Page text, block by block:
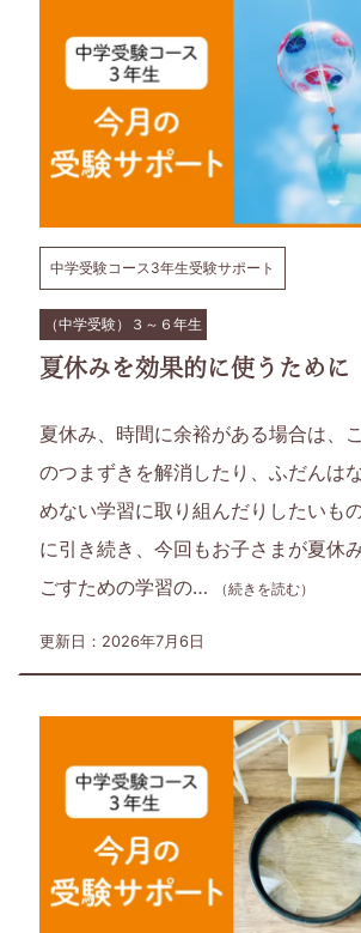
サ
す。
中学受験コース3年生受験サポート
（中学受験）３～６年生
夏休みを効果的に使うために
夏休み、時間に余裕がある場合は、
のつまずきを解消したり、ふだんは
めない学習に取り組んだりしたいも
に引き続き、今回もお子さまが夏休
ごすための学習の…
（続きを読む）
更新日：2026年7月6日